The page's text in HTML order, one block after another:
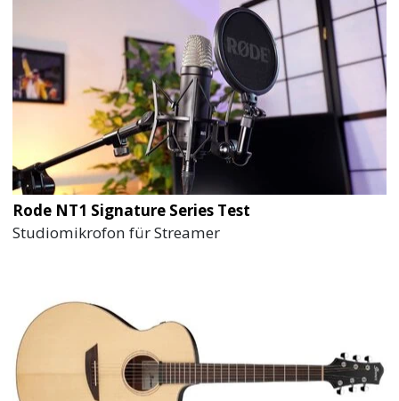
Rode NT1 Signature Series Test
Studiomikrofon für Streamer